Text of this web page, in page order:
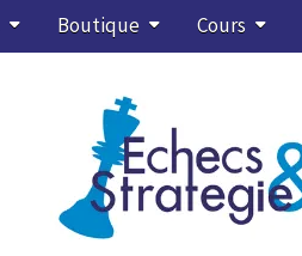
Boutique Cours